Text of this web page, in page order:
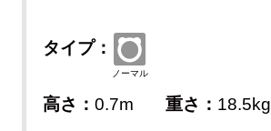
タイプ：
ノーマル
高さ： 0.7m 重さ： 18.5kg